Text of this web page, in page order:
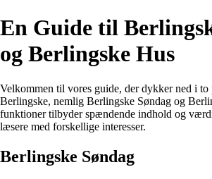
En Guide til
og Berlingske Hus
Velkommen til vores guide, der dykker ned i
Berlingske, nemlig Berlingske Søndag og
funktioner tilbyder spændende indhold og
læsere med forskellige interesser.
Berlingske Søndag